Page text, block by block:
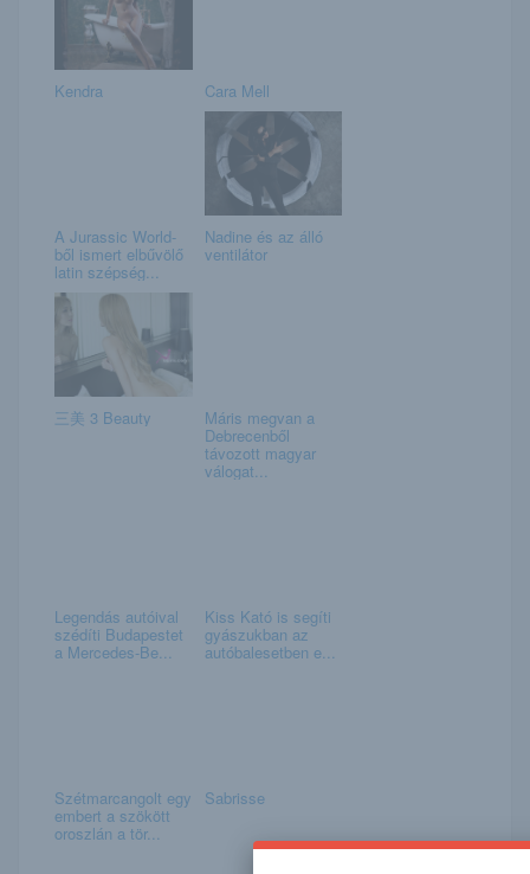
Kendra Cara Mell
A Jurassic World-
ből ismert elbűvölő
latin szépség...
Nadine és az álló
ventilátor
三美 3 Beauty Máris megvan a
Debrecenből
távozott magyar
válogat...
Legendás autóival
szédíti Budapestet
a Mercedes-Be...
Kiss Kató is segíti
gyászukban az
autóbalesetben e...
Szétmarcangolt egy
embert a szökött
oroszlán a tör...
Sabrisse